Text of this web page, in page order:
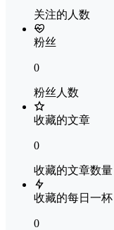
关注的人数
粉丝
0
粉丝人数
收藏的文章
0
收藏的文章数量
收藏的每日一杯
0